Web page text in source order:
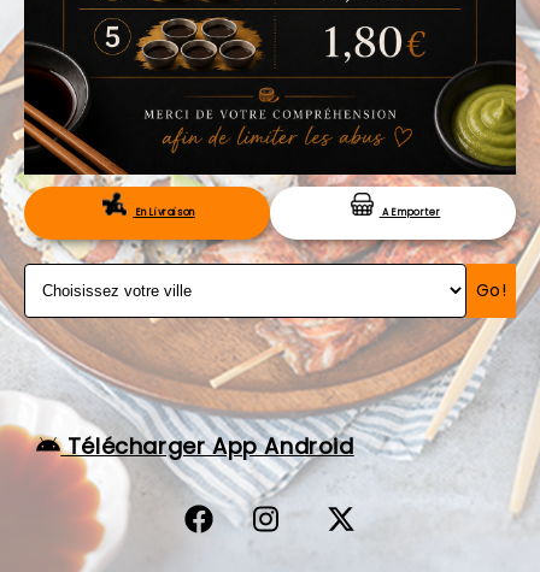
NOTRE RESTAURANT
VOS AVIS
MENTIONS LÉGALES
C.G.V
RÉSERVATIONEn Livraison A Emporter
Go!
Télécharger App Android